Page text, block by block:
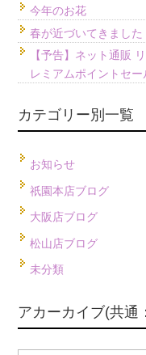
今年のお花
春が近づいてきました
【予告】ネット通販
レミアムポイントセ
カテゴリー別一覧
お知らせ
祇園本店ブログ
大阪店ブログ
松山店ブログ
未分類
アカーカイブ(共通